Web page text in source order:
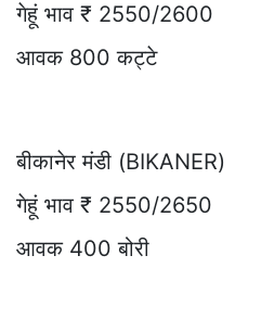
गेहूं भाव ₹ 2550/2600
आवक 800 कट्टे
बीकानेर मंडी (BIKANER)
गेहूं भाव ₹ 2550/2650
आवक 400 बोरी